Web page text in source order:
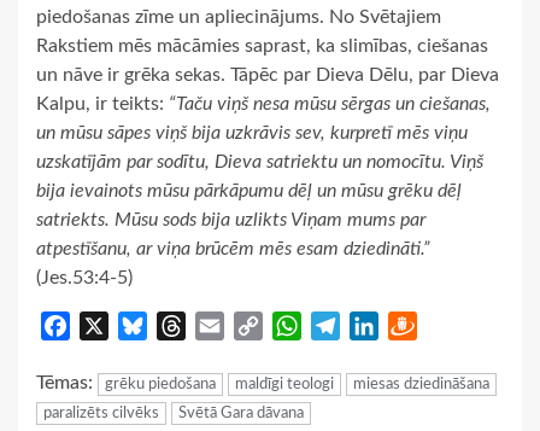
piedošanas zīme un apliecinājums. No Svētajiem
Rakstiem mēs mācāmies saprast, ka slimības, ciešanas
un nāve ir grēka sekas. Tāpēc par Dieva Dēlu, par Dieva
Kalpu, ir teikts: “Taču viņš nesa mūsu sērgas un ciešanas,
un mūsu sāpes viņš bija uzkrāvis sev, kurpretī mēs viņu
uzskatījām par sodītu, Dieva satriektu un nomocītu. Viņš
bija ievainots mūsu pārkāpumu dēļ un mūsu grēku dēļ
satriekts. Mūsu sods bija uzlikts Viņam mums par
atpestīšanu, ar viņa brūcēm mēs esam dziedināti.”
(Jes.53:4-5)
Facebook BlueskyThreads
Email
Copy
WhatsApp
TelegramLinkedIn
Tēmas: grēku piedošana maldīgi teologi
miesas dziedināšana
paralizēts cilvēks
Svētā Gara dāvana